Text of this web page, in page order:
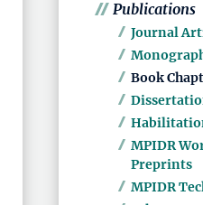
Publications
Journal
Book
MPIDR
Preprints
MPIDR